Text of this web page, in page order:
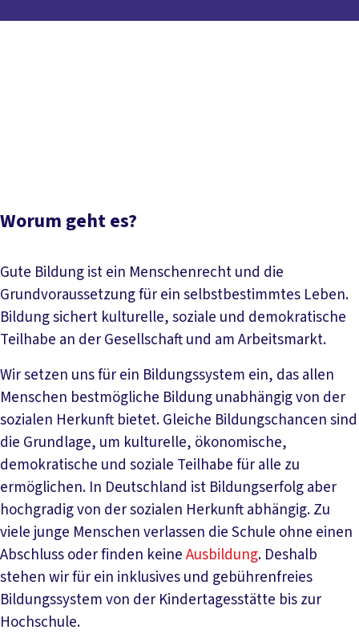
Worum geht es?
Gute Bildung ist ein Menschenrecht und die
Grundvoraussetzung für ein selbstbestimmtes Leben.
Bildung sichert kulturelle, soziale und demokratische
Teilhabe an der Gesellschaft und am Arbeitsmarkt.
Wir setzen uns für ein Bildungssystem ein, das allen
Menschen bestmögliche Bildung unabhängig von der
sozialen Herkunft bietet. Gleiche Bildungschancen sind
die Grundlage, um kulturelle, ökonomische,
demokratische und soziale Teilhabe für alle zu
ermöglichen. In Deutschland ist Bildungserfolg aber
hochgradig von der sozialen Herkunft abhängig. Zu
viele junge Menschen verlassen die Schule ohne einen
Abschluss oder finden keineAusbildung. Deshalb
stehen wir für ein inklusives und gebührenfreies
Bildungssystem von der Kindertagesstätte bis zur
Hochschule.